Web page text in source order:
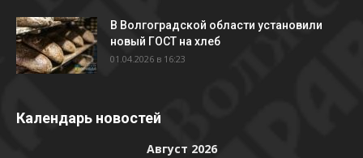
В Волгоградской области установили
новый ГОСТ на хлеб
01.04.2026 в 16:23
Календарь новостей
Август 2026